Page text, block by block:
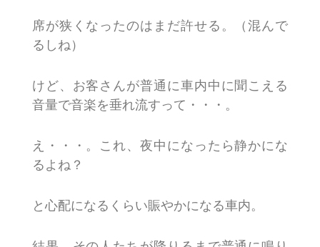
席が狭くなったのはまだ許せる。（混んで
るしね）
けど、お客さんが普通に車内中に聞こえる
音量で音楽を垂れ流すって・・・。
え・・・。これ、夜中になったら静かにな
るよね？
と心配になるくらい賑やかになる車内。